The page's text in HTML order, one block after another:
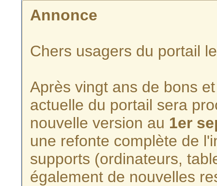
Annonce
Chers usagers du portail
Après vingt ans de bons
actuelle du portail sera
nouvelle version au 1er
une refonte complète de
supports (ordinateurs,
également de nouvelles